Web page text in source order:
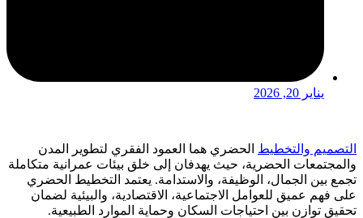
يناير 20, 2026
التصميم والتخطيط الحضري هما العمود الفقري لتطوير المدن
والمجتمعات الحضرية، حيث يهدفان إلى خلق بيئات عمرانية متكاملة
تجمع بين الجمال، الوظيفة، والاستدامة. يعتمد التخطيط الحضري
على فهم عميق للعوامل الاجتماعية، الاقتصادية، والبيئية لضمان
تحقيق توازن بين احتياجات السكان وحماية الموارد الطبيعية.